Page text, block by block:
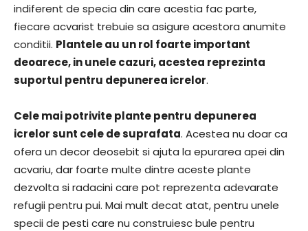
indiferent de specia din care acestia fac parte,
fiecare acvarist trebuie sa asigure acestora anumite
conditii. Plantele au un rol foarte important
deoarece, in unele cazuri, acestea reprezinta
suportul pentru depunerea icrelor.
Cele mai potrivite plante pentru depunerea
icrelor sunt cele de suprafata. Acestea nu doar ca
ofera un decor deosebit si ajuta la epurarea apei din
acvariu, dar foarte multe dintre aceste plante
dezvolta si radacini care pot reprezenta adevarate
refugii pentru pui. Mai mult decat atat, pentru unele
specii de pesti care nu construiesc bule pentru